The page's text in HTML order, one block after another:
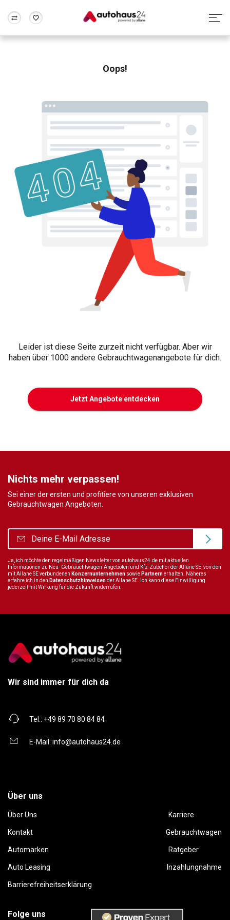
Rund um die Inzahlungnahme
Oops!
Leider ist diese Seite zurzeit nicht verfügbar. Aber wir
haben über 1000 andere Gebrauchtwagenangebote für dich.
Jetzt Angebote entdecken
Nichts mehr verpassen!
Sei einer der ersten und profitiere von unseren exklusiven
Gebrauchtwagen Angeboten.
Ja, ich möchte den regelmäßigen Newsletter von autohaus24.de mit aktuellen
Informationen zu Neu- Gebrauchtwagen-Angeboten und Kfz-Zubehör der Allane SE, von den
mit Allane SE verbundenen Konzernunternehmen sowie Partnernerhalten. Näheres
erfahre ich in den Datenschutzhinweisender Allane SE. Ich kann diese Einwilligung
jederzeit mit Wirkung für die Zukunft widerrufen.
Wir sind immer für dich da
Tel.: +49 89 70 80 84 84
E-Mail: info@autohaus24.de
Über uns
Über Uns Karriere
Kontakt Gebrauchtwagen
Automarken Ratgeber
Auto Leasing Inzahlungnahme
Barrierefreiheitserklärung
Folge uns